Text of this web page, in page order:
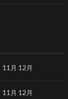
11月 12月
11月 12月